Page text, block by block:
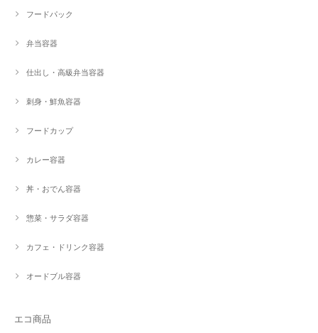
フードパック
弁当容器
仕出し・高級弁当容器
刺身・鮮魚容器
フードカップ
カレー容器
丼・おでん容器
惣菜・サラダ容器
カフェ・ドリンク容器
オードブル容器
エコ商品